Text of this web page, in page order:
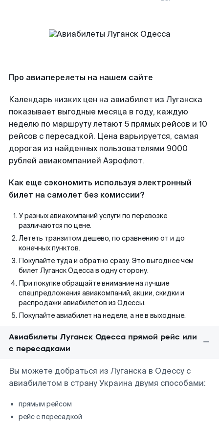
Про авиаперелеты на нашем сайте
Календарь низких цен на авиабилет из Луганска
показывает выгодные месяца в году, каждую
неделю по маршруту летают 5 прямых рейсов и 10
рейсов с пересадкой. Цена варьируется, самая
дорогая из найденных пользователями 9000
рублей авиакомпанией Аэрофлот.
Как еще сэкономить используя электронный
билет на самолет без комиссии?
У разных авиакомпаний услуги по перевозке
различаются по цене.
Лететь транзитом дешево, по сравнению от и до
конечных пунктов.
Покупайте туда и обратно сразу. Это выгоднее чем
билет Луганск Одесса в одну сторону.
При покупке обращайте внимание на лучшие
спецпредложения авиакомпаний, акции, скидки и
распродажи авиабилетов из Одессы.
Покупайте авиабилет на неделе, а не в выходные.
Авиабилеты Луганск Одесса прямой рейс или
с пересадками
Вы можете добраться из Луганска в Одессу с
авиабилетом в страну Украина двумя способами:
прямым рейсом
рейс с пересадкой